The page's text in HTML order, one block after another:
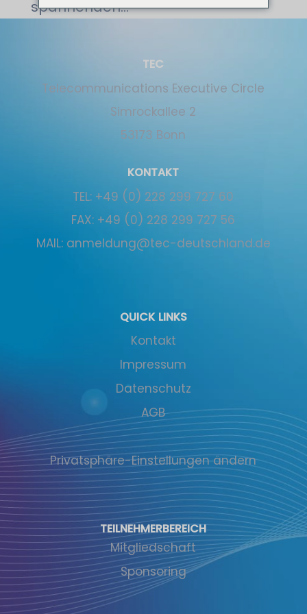
spannenden...
TEC
Tele­communications Executive Circle
Simrockallee 2
53173 Bonn
KONTAKT
TEL: +49 (0) 228 299 727 60
FAX: +49 (0) 228 299 727 56
MAIL: anmeldung@tec-deutschland.de
QUICK LINKS
Kontakt
Impressum
Datenschutz
AGB
Privatsphäre-Einstellungen ändern
TEILNEHMERBEREICH
Mitgliedschaft
Sponsoring